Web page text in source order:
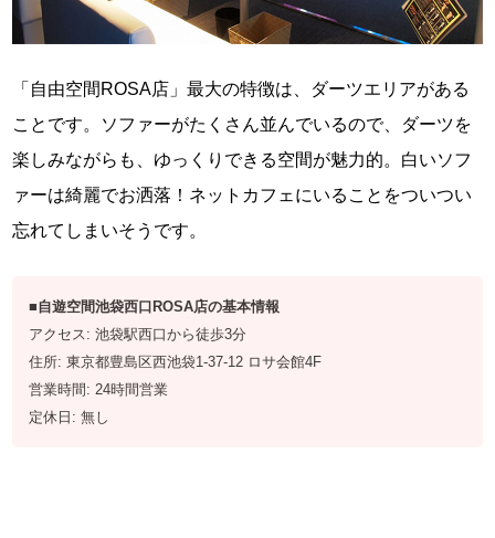
「自由空間ROSA店」最大の特徴は、ダーツエリアがある
ことです。ソファーがたくさん並んでいるので、ダーツを
楽しみながらも、ゆっくりできる空間が魅力的。白いソフ
ァーは綺麗でお洒落！ネットカフェにいることをついつい
忘れてしまいそうです。
■自遊空間池袋西口ROSA店の基本情報
アクセス: 池袋駅西口から徒歩3分
住所: 東京都豊島区西池袋1-37-12 ロサ会館4F
営業時間: 24時間営業
定休日: 無し